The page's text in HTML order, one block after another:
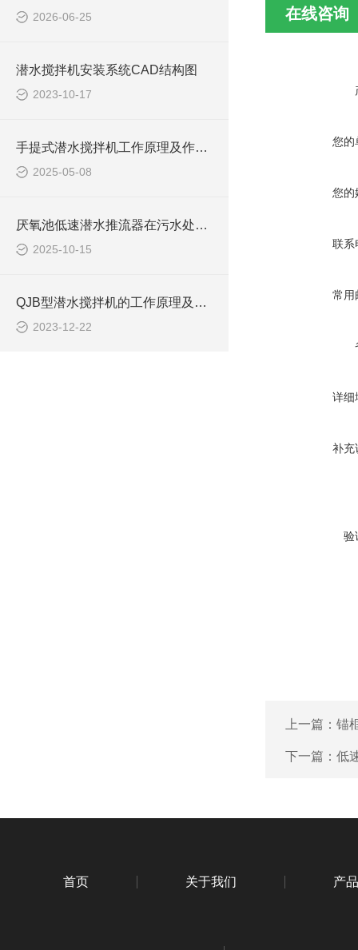
2026-06-25
潜水搅拌机安装系统CAD结构图
2023-10-17
手提式潜水搅拌机工作原理及作用特点、安装图、CAD结构图
2025-05-08
厌氧池低速潜水推流器在污水处理中的作用
2025-10-15
QJB型潜水搅拌机的工作原理及作用特点、安装系统CAD结构图
2023-12-22
在线咨询
您的
您的
联系
常用
详细
补充
验
上一篇： 锚
下一篇： 低
首页 关于我们 产